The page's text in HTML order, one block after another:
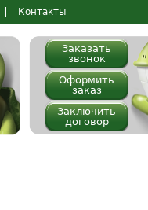
Контакты
Заказать
звонок
Оформить
заказ
Заключить
договор